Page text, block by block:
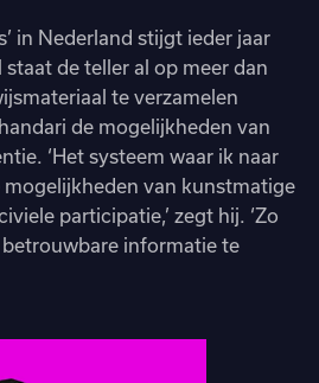
in Nederland stijgt ieder jaar
de teller al op meer dan
te verzamelen
de mogelijkheden van
‘Het systeem waar ik naar
van kunstmatige
participatie,’ zegt hij. ‘Zo
informatie te